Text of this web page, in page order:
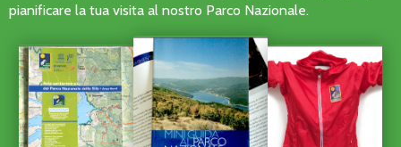
pianificare la tua visita al nostro Parco Nazionale.